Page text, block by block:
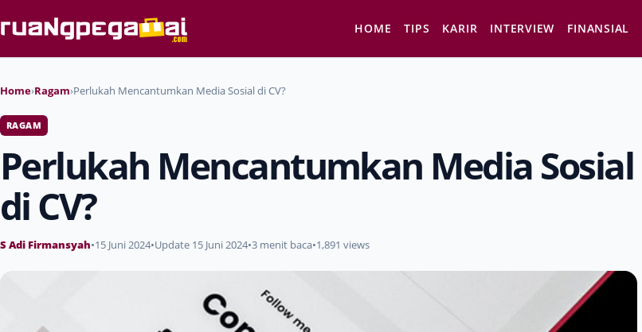
HOME TIPS KARIR INTERVIEW FINANSIAL
Home›Ragam›Perlukah Mencantumkan Media Sosial di CV?
RAGAM
Perlukah Mencantumkan Media Sosial
di CV?
S Adi Firmansyah•15 Juni 2024•Update 15 Juni 2024•3 menit baca•1,891 views